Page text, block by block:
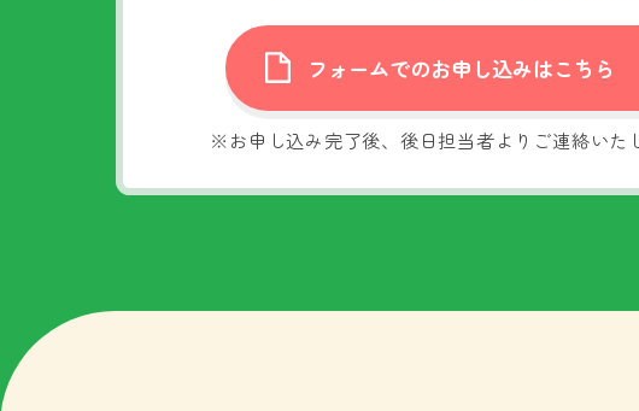
フォームでのお申し込みはこちら
※お申し込み完了後、後日担当者よりご連絡いた